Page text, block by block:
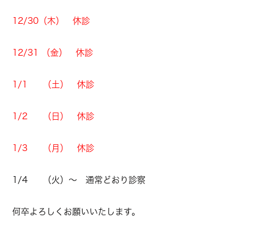
12/30（木） 休診
12/31 （金） 休診
1/1 （土） 休診
1/2 （日） 休診
1/3 （月） 休診
1/4 （火）～ 通常どおり診察
何卒よろしくお願いいたします。